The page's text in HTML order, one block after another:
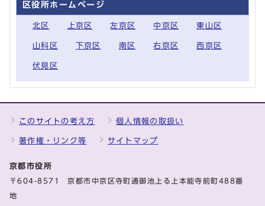
区役所ホームページ
北区 上京区 左京区 中京区 東山区
山科区 下京区 南区 右京区 西京区
伏見区
このサイトの考え方 個人情報の取扱い
著作権・リンク等 サイトマップ
京都市役所
〒604-8571 京都市中京区寺町通御池上る上本能寺前町488番
地